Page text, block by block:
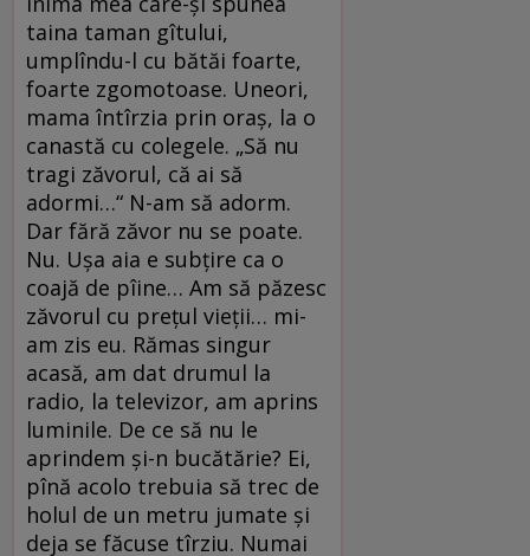
taina taman gîtului,
umplîndu-l cu bătăi foarte,
foarte zgomotoase. Uneori,
mama întîrzia prin oraş, la o
canastă cu colegele. „Să nu
tragi zăvorul, că ai să
adormi…“ N-am să adorm.
Dar fără zăvor nu se poate.
Nu. Uşa aia e subţire ca o
coajă de pîine… Am să păzesc
zăvorul cu preţul vieţii… mi-
am zis eu. Rămas singur
acasă, am dat drumul la
radio, la televizor, am aprins
luminile. De ce să nu le
aprindem şi-n bucătărie? Ei,
pînă acolo trebuia să trec de
holul de un metru jumate şi
deja se făcuse tîrziu. Numai